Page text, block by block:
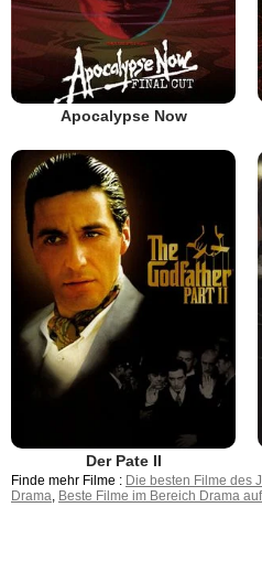
Apocalypse Now
Der Pate II
Finde mehr Filme : Die besten Filme des
Drama, Beste Filme im Bereich Drama